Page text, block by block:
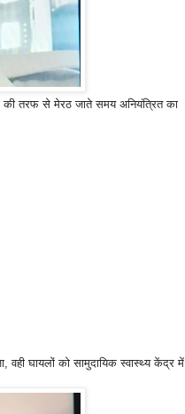
की तरफ से मेरठ जाते समय अनियंत्रित का
घायलों को सामुदायिक स्वास्थ्य केंद्र में